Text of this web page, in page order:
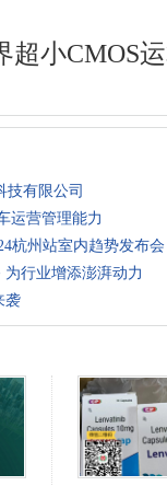
超小CMOS
技有限公司
运营管理能力
杭州站室内趋势发布会
行业增添澎湃动力
袭